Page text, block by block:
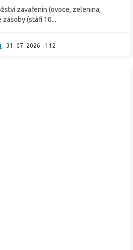
zavařenin (ovoce, zelenina,
zásoby (stáří 10...
31. 07. 2026 112